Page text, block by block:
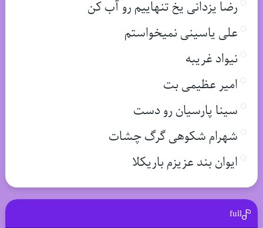
رضا یزدانی یخ تنهاییم رو آب کن
علی یاسینی نمیخواستم
نیواد غریبه
امیر عظیمی بت
سینا پارسیان رو دست
شهرام شکوهی گرگ چشات
ایوان بند عزیزم باریکلا
full